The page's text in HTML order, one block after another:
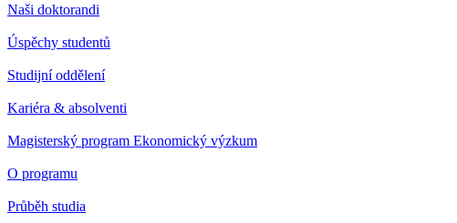
Naši doktorandi
Úspěchy studentů
Studijní oddělení
Kariéra & absolventi
Magisterský program Ekonomický výzkum
O programu
Průběh studia